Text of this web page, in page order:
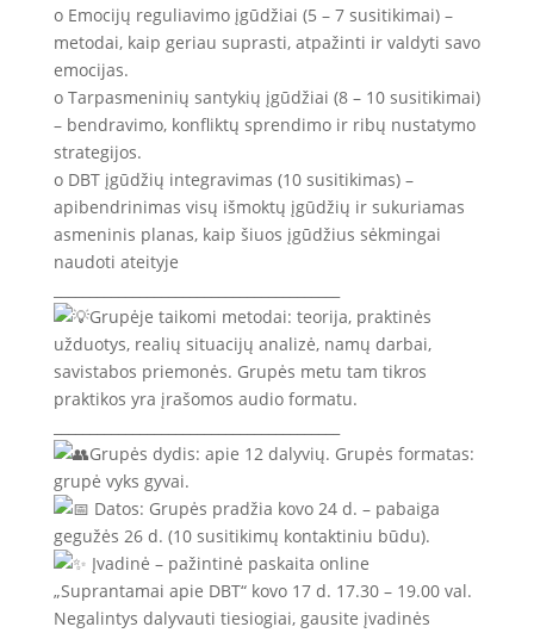
o Emocijų reguliavimo įgūdžiai (5 – 7 susitikimai) –
metodai, kaip geriau suprasti, atpažinti ir valdyti savo
emocijas.
o Tarpasmeninių santykių įgūdžiai (8 – 10 susitikimai)
– bendravimo, konfliktų sprendimo ir ribų nustatymo
strategijos.
o DBT įgūdžių integravimas (10 susitikimas) –
apibendrinimas visų išmoktų įgūdžių ir sukuriamas
asmeninis planas, kaip šiuos įgūdžius sėkmingai
naudoti ateityje
Grupėje taikomi metodai: teorija, praktinės
užduotys, realių situacijų analizė, namų darbai,
savistabos priemonės. Grupės metu tam tikros
praktikos yra įrašomos audio formatu.
Grupės dydis: apie 12 dalyvių. Grupės formatas:
grupė vyks gyvai.
Datos: Grupės pradžia kovo 24 d. – pabaiga
gegužės 26 d. (10 susitikimų kontaktiniu būdu).
Įvadinė – pažintinė paskaita online
„Suprantamai apie DBT“ kovo 17 d. 17.30 – 19.00 val.
Negalintys dalyvauti tiesiogiai, gausite įvadinės